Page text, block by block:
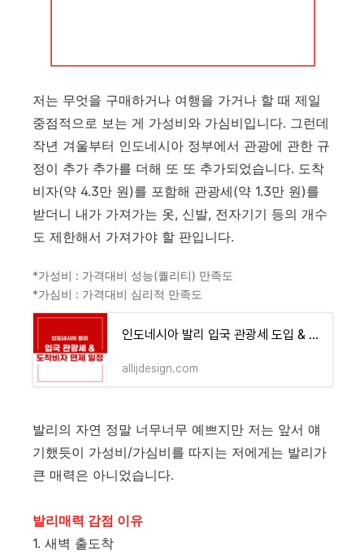
저는 무엇을 구매하거나 여행을 가거나 할 때 제일
중점적으로 보는 게 가성비와 가심비입니다. 그런데
작년 겨울부터 인도네시아 정부에서 관광에 관한 규
정이 추가 추가를 더해 또 또 추가되었습니다. 도착
비자(약 4.3만 원)를 포함해 관광세(약 1.3만 원)를
받더니 내가 가져가는 옷, 신발, 전자기기 등의 개수
도 제한해서 가져가야 할 판입니다.
*가성비 : 가격대비 성능(퀄리티) 만족도
*가심비 : 가격대비 심리적 만족도
인도네시아 발리 입국 관광세 도입 & 도착비자 면제 일정
allijdesign.com
발리의 자연 정말 너무너무 예쁘지만 저는 앞서 얘
기했듯이 가성비/가심비를 따지는 저에게는 발리가
큰 매력은 아니었습니다.
발리매력 감점 이유
1. 새벽 출도착